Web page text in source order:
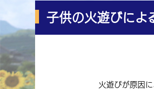
子供の火遊びによ
火遊びが原因